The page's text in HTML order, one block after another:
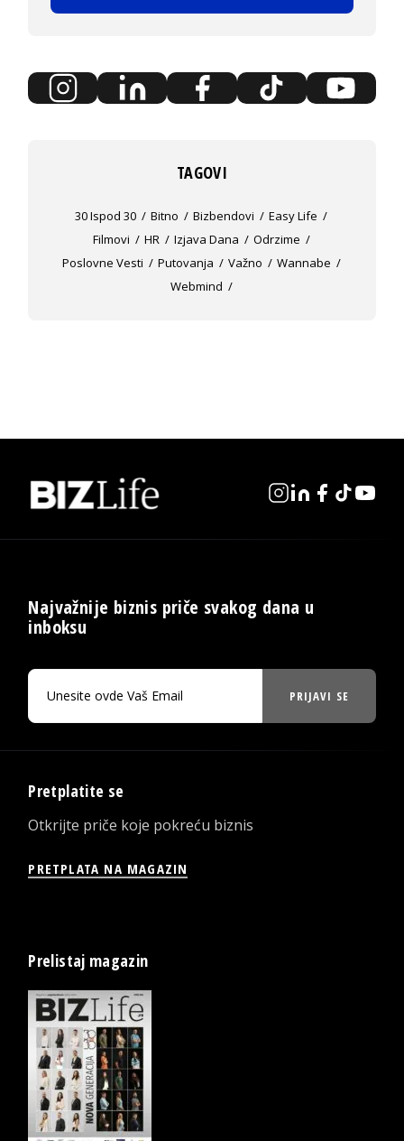
TAGOVI
30 Ispod 30 Bitno Bizbendovi
Easy Life
Filmovi
HR Izjava Dana
Odrzime
Poslovne Vesti
Putovanja Važno
Wannabe
Webmind
Najvažnije biznis priče svakog dana u
inboksu
PRIJAVI SE
Pretplatite se
Otkrijte priče koje pokreću biznis
PRETPLATA NA MAGAZIN
Prelistaj magazin